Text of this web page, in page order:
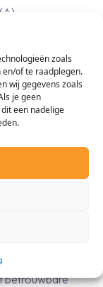
zoals
of te raadplegen.
wij gegevens zoals
je geen
een nadelige
x 295 x 189 mm
is ontworpen voor
in lagere
maakt deze
betrouwbare